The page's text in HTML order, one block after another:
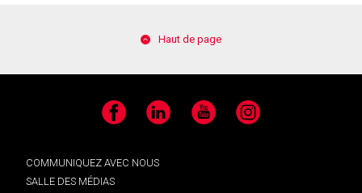
Haut de page
Facebook LinkedIn YouTube Instagram
COMMUNIQUEZ AVEC NOUS
SALLE DES MÉDIAS